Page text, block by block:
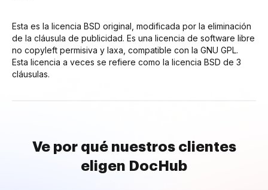
Esta es la licencia BSD original, modificada por la eliminación
de la cláusula de publicidad. Es una licencia de software libre
no copyleft permisiva y laxa, compatible con la GNU GPL.
Esta licencia a veces se refiere como la licencia BSD de 3
cláusulas.
Ve por qué nuestros clientes
eligen DocHub